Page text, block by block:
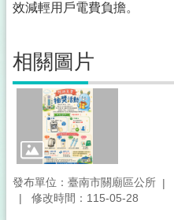
效減輕用戶電費負擔。
相關圖片
發布單位：臺南市關廟區公所
修改時間：115-05-28